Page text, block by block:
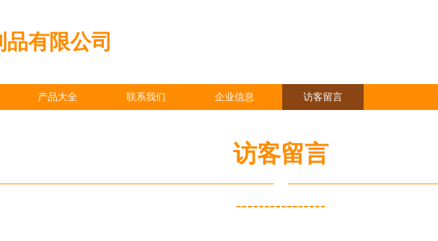
有限公司
产品大全 联系我们 企业信息 访客留言
访客留言
----------------